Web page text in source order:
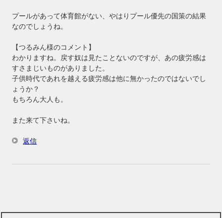
プールがあって体育館がない、やはりプール優先の国策の結果
なのでしょうね。
【つるみん様のコメント】
わかりますね。戻す奴は見たことないのですが、あの疲労感は
すさまじいものがありました。
子供時代であれを越える疲労感は他に無かったのではないでし
ょうか？
もちろん大人も。
また来て下さいね。
返信